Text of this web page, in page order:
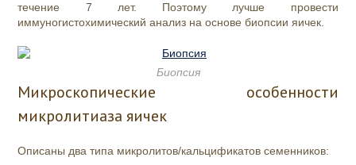
течение 7 лет. Поэтому лучше провести
иммуногистохимический анализ на основе биопсии яичек.
Биопсия
Микроскопические особенности
микролитиаза яичек
Описаны два типа микролитов/кальцификатов семенников: